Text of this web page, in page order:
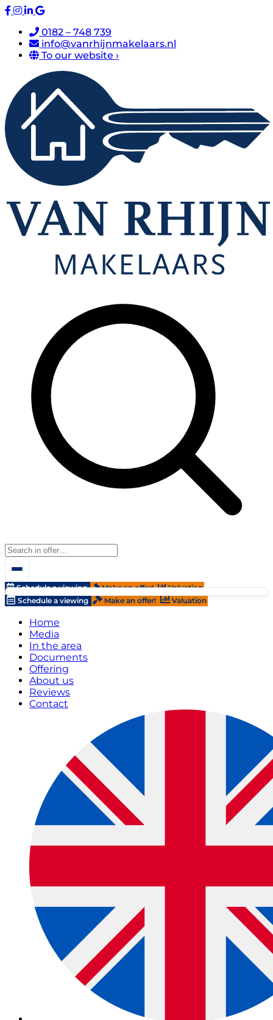
0182 – 748 739
info@vanrhijnmakelaars.nl
To our website ›
Schedule a viewing Make an offer!
Valuation
Schedule a viewing
Make an offer! Valuation
Home
Media
In the area
Documents
Offering
About us
Reviews
Contact